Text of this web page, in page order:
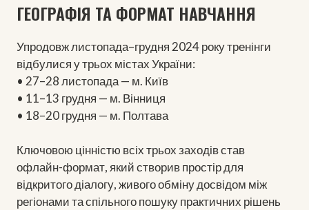
ГЕОГРАФІЯ ТА ФОРМАТ НАВЧАННЯ
Упродовж листопада–грудня 2024 року тренінги
відбулися у трьох містах України:
• 27–28 листопада — м. Київ
• 11–13 грудня — м. Вінниця
• 18–20 грудня — м. Полтава
Ключовою цінністю всіх трьох заходів став
офлайн-формат, який створив простір для
відкритого діалогу, живого обміну досвідом між
регіонами та спільного пошуку практичних рішень